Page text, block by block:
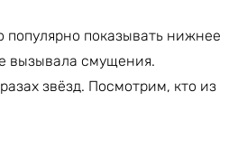
показывать нижнее
вызывала смущения.
звёзд. Посмотрим, кто из